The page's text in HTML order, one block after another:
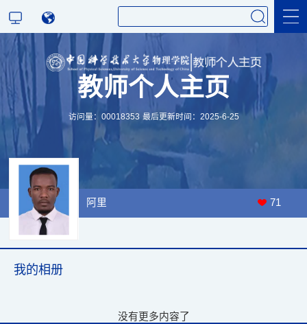
科学研究
教师个人主页
访问量： 00018353 最后更新时间： 2025-6-25
阿里 71
我的相册
没有更多内容了